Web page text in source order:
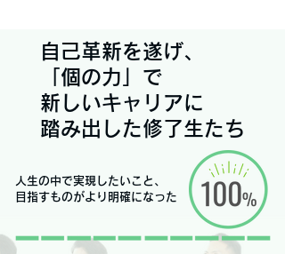
自己革新を遂げ、
「個の力」で
新しいキャリアに
踏み出した修了生たち
人生の中で実現したいこと、
目指すものがより明確になった